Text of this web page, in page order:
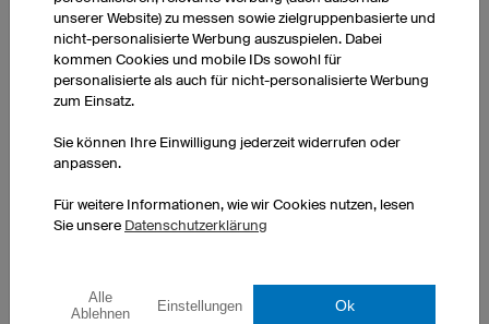
Optimierter Herrenschnitt
Zu 100% in Europa gefertigt
1 Stück: 21,90 € pro Stück
10 Stück: 20,40 € pro Stück
unserer Website) zu messen sowie zielgruppenbasierte und
nicht-personalisierte Werbung auszuspielen. Dabei
kommen Cookies und mobile IDs sowohl für
personalisierte als auch für nicht-personalisierte Werbung
zum Einsatz.
Sie können Ihre Einwilligung jederzeit widerrufen oder
anpassen.
Für weitere Informationen, wie wir Cookies nutzen, lesen
Sie unsere Datenschutzerklärung
Alle
Ablehnen
Einstellungen Ok